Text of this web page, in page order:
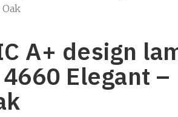
A+ design
Elegant –